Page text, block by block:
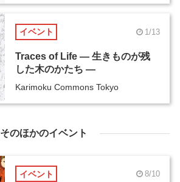
イベント 1/13
Traces of Life ― 生きものが残
した木のかたち ―
Karimoku Commons Tokyo
そのほかのイベント
イベント 8/10